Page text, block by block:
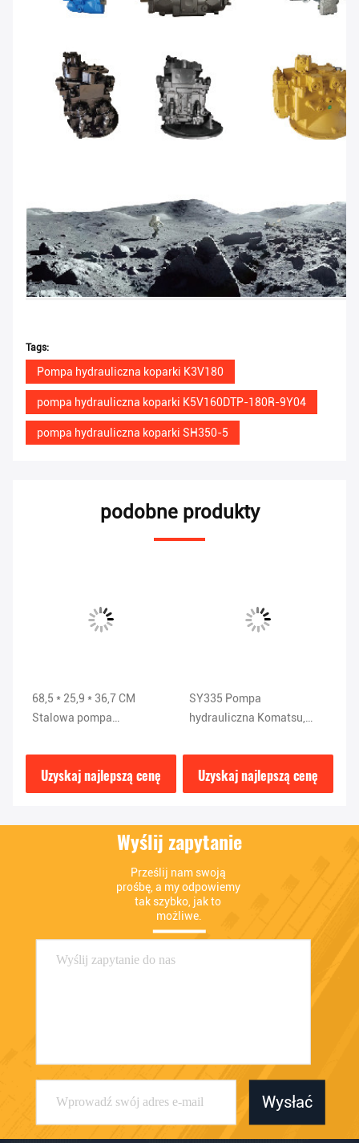
Tags:
Pompa hydrauliczna koparki K3V180
pompa hydrauliczna koparki K5V160DTP-180R-9Y04
pompa hydrauliczna koparki SH350-5
podobne produkty
68,5 * 25,9 * 36,7 CM
Stalowa pompa
ISO9001
Uzyskaj najlepszą cenę
SY335 Pompa
hydrauliczna Komatsu,
koparki DEKA K5V200DTH-
9N1H
Uzyskaj najlepszą cenę
Wyślij zapytanie
Prześlij nam swoją
prośbę, a my odpowiemy
tak szybko, jak to
możliwe.
Wysłać